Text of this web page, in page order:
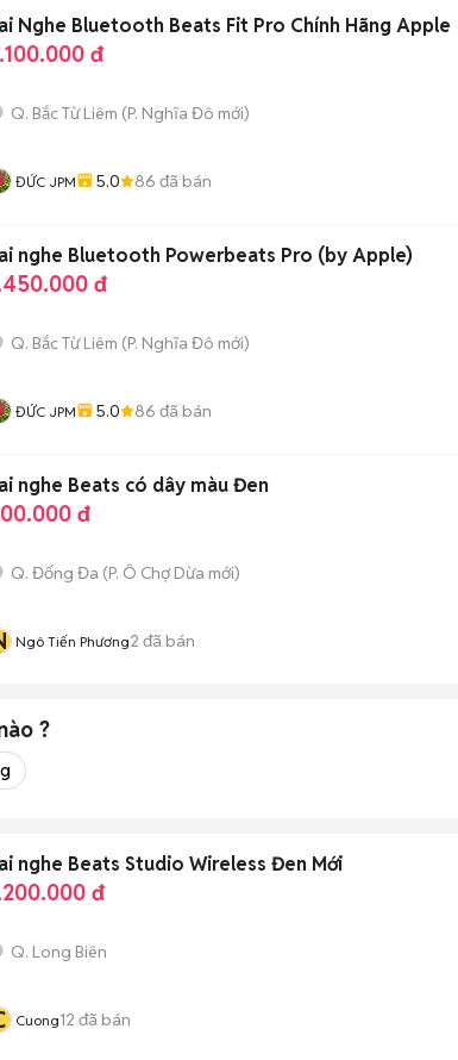
Nghe Bluetooth Beats Fit Pro Chính Hãng Apple
đ
Q. Bắc Từ Liêm (P. Nghĩa Đô mới)
ĐỨC JPM 5.0 86 đã bán
nghe Bluetooth Powerbeats Pro (by Apple)
đ
Q. Bắc Từ Liêm (P. Nghĩa Đô mới)
ĐỨC JPM 5.0 86 đã bán
nghe Beats có dây màu Đen
đ
Q. Đống Đa (P. Ô Chợ Dừa mới)
Ngô Tiến Phương2 đã bán
?
nghe Beats Studio Wireless Đen Mới
đ
Q. Long Biên
Cuong12 đã bán